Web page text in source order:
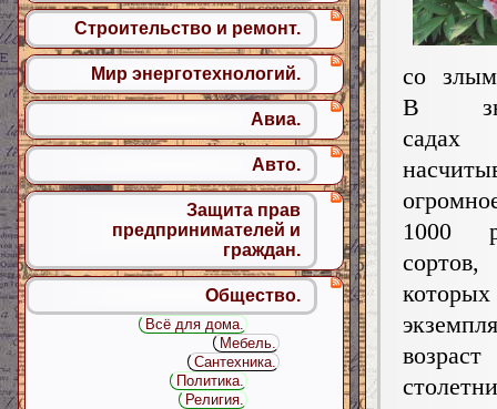
со
В
садах
1000
Строительство и ремонт.
Мир энерготехнологий.
Авиа.
Авто.
Защита прав
предпринимателей и
граждан.
Общество.
Всё для дома.
Мебель.
Сантехника.
Политика.
Религия.